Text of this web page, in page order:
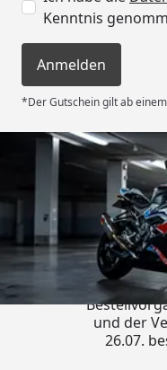
Kenntnis
Anmelden
*Der Gutschein gilt ab
„Sehr
und der
26.07.